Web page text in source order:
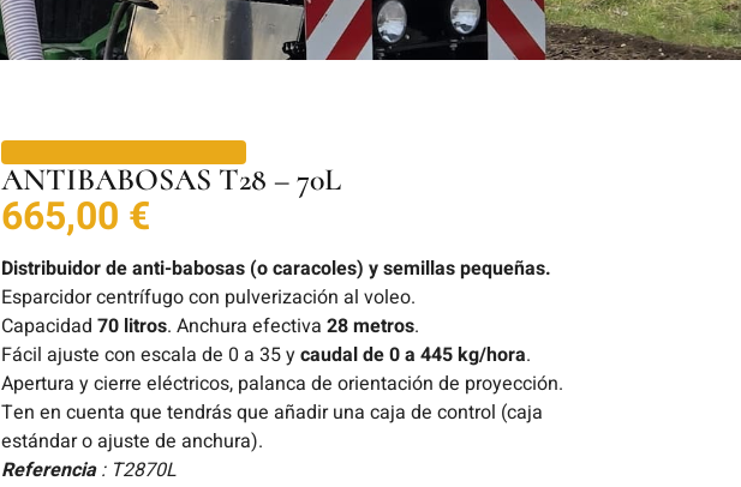
ANTIBABOSAS T28 – 70L
665,00 €
Distribuidor de anti-babosas (o caracoles) y semillas pequeñas.
Esparcidor centrífugo con pulverización al voleo.
Capacidad70 litros. Anchura efectiva28 metros.
Fácil ajuste con escala de 0 a 35 ycaudal de 0 a 445 kg/hora.
Apertura y cierre eléctricos, palanca de orientación de proyección.
Ten en cuenta que tendrás que añadir una caja de control (caja
estándar o ajuste de anchura).
Referencia: T2870L